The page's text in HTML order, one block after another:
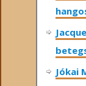
Jókai